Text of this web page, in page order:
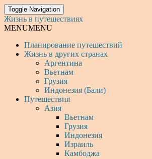
Toggle Navigation
Жизнь в путешествиях
MENUMENU
Планирование путешествий
Жизнь в других странах
Аргентина
Вьетнам
Грузия
Индонезия (Бали)
Путешествия
Азия
Вьетнам
Грузия
Индонезия
Израиль
Камбоджа